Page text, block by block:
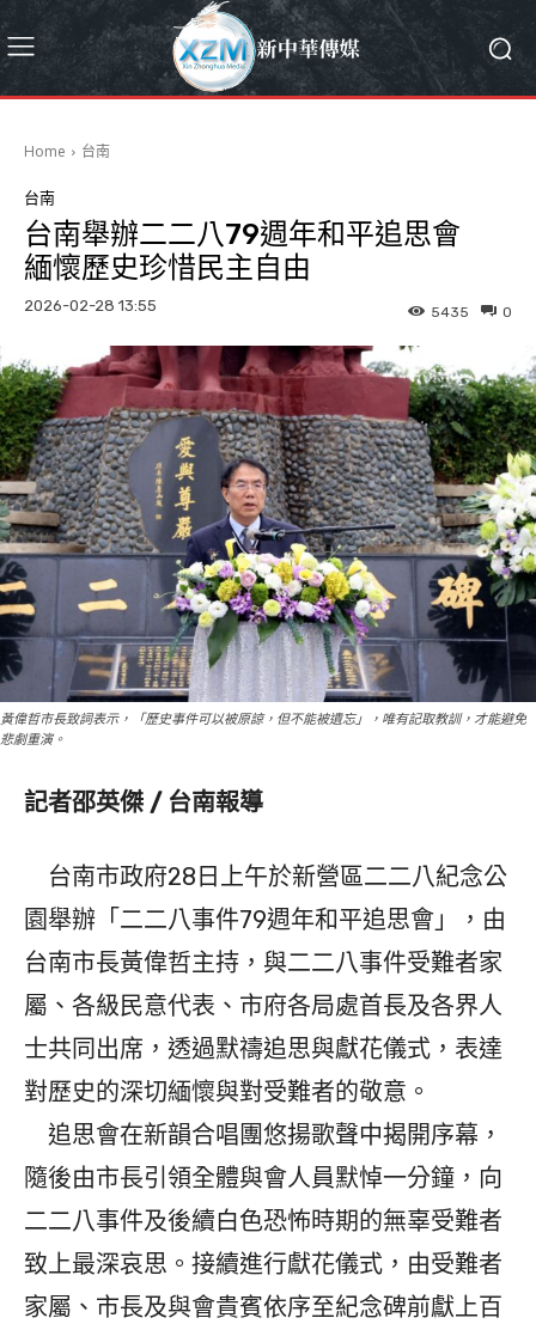
Home 台南
台南
台南舉辦二二八79週年和平追思會
緬懷歷史珍惜民主自由
2026-02-28 13:55 0
5435
黃偉哲市長致詞表示，「歷史事件可以被原諒，但不能被遺忘」，唯有記取教訓，才能避免
悲劇重演。
記者邵英傑 / 台南報導
台南市政府28日上午於新營區二二八紀念公
園舉辦「二二八事件79週年和平追思會」，由
台南市長黃偉哲主持，與二二八事件受難者家
屬、各級民意代表、市府各局處首長及各界人
士共同出席，透過默禱追思與獻花儀式，表達
對歷史的深切緬懷與對受難者的敬意。
追思會在新韻合唱團悠揚歌聲中揭開序幕，
隨後由市長引領全體與會人員默悼一分鐘，向
二二八事件及後續白色恐怖時期的無辜受難者
致上最深哀思。接續進行獻花儀式，由受難者
家屬、市長及與會貴賓依序至紀念碑前獻上百